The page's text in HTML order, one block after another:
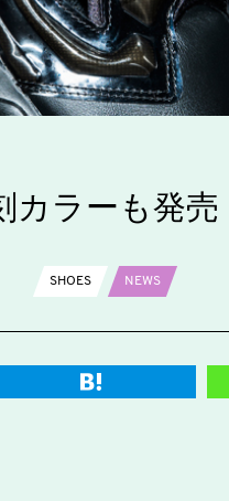
カラーも発売
SHOES NEWS